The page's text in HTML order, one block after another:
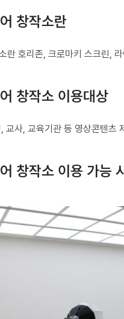
창작소란
란 호리존, 크로마키 스크린,
창작소 이용대상
교사, 교육기관 등 영상콘텐츠
창작소 이용 가능